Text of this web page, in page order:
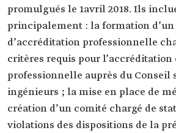
promulgués le 1avril 2018. Ils
principalement : la formation
d’accréditation professionnelle
critères requis pour
professionnelle auprès du Conseil
ingénieurs ; la mise en place de
création d’un comité chargé de
violations des dispositions de la